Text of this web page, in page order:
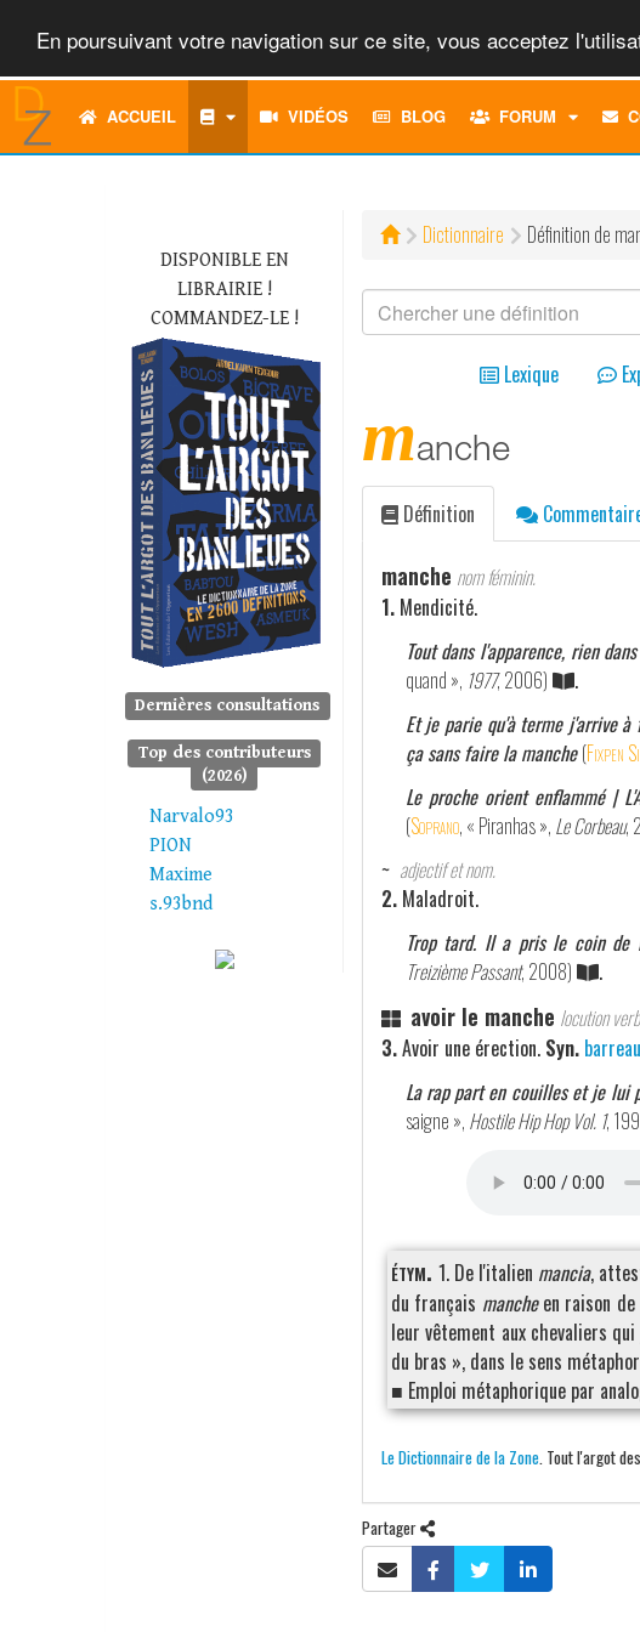
En poursuivant votre navigation sur ce site, vous acceptez
ACCUEIL VIDÉOS BLOG FORUM
DISPONIBLE EN
LIBRAIRIE !
COMMANDEZ-LE !
Dernières consultations
Top des contributeurs
(2026)
Narvalo93
PION
Maxime
s.93bnd
Dictionnaire Définition de
Lexique
manche
Définition
manche nom féminin.
1. Mendicité.
Tout dans l'apparence, rien
quand », 1977, 2006)
.
Et je parie qu'à terme j'arrive
ça sans faire la manche (Fixpen
Le proche orient enflammé |
(Soprano, « Piranhas », Le Corbeau,
~ adjectif et nom.
2. Maladroit.
Trop tard. Il a pris le coin de
Treizième Passant, 2008) .
avoir le manche locution
3.Avoir une érection. Syn. barreau
La rap part en couilles et je lui
saigne », Hostile Hip Hop Vol. 1,
étym. 1. De l'italien mancia,
du français mancheen raison de
leur vêtement aux chevaliers
du bras », dans le sens
■ Emploi métaphorique par
Le Dictionnaire de la Zone. Tout l'argot
Partager